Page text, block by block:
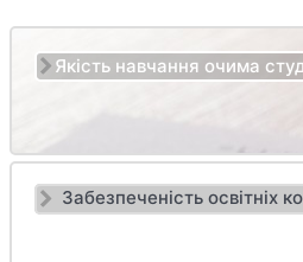
Якість навчання очима
Забезпеченість освітніх